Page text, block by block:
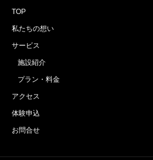
TOP
私たちの想い
サービス
施設紹介
プラン・料金
アクセス
体験申込
お問合せ